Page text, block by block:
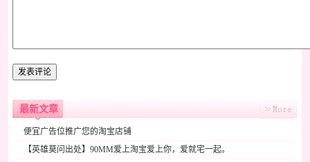
最新文章
便宜广告位推广您的淘宝店铺
【英雄莫问出处】90MM爱上淘宝爱上你，爱就宅一起。